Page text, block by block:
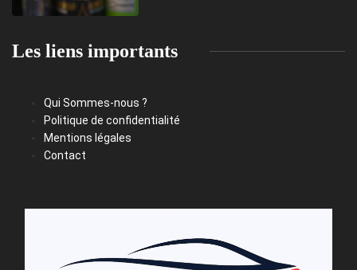
Les liens importants
Qui Sommes-nous ?
Politique de confidentialité
Mentions légales
Contact